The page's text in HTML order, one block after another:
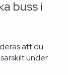
buss i
att du
under